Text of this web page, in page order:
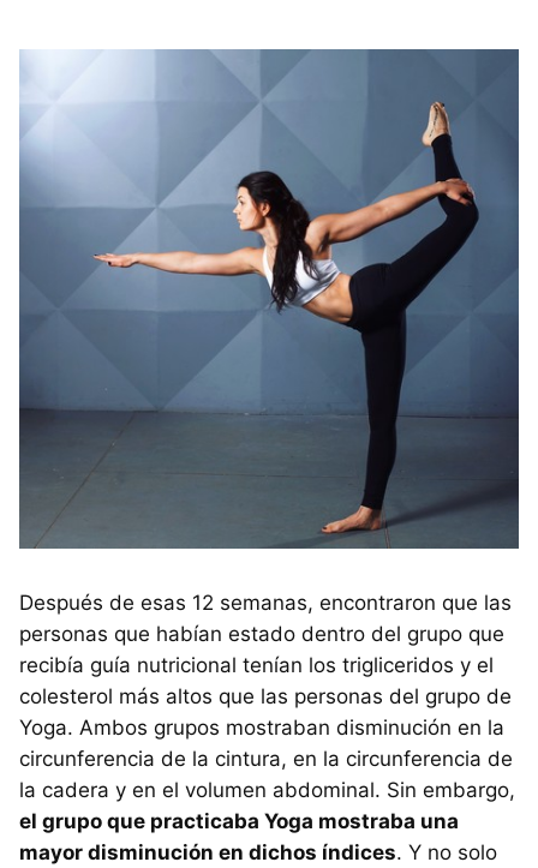
Después de esas 12 semanas, encontraron que las
personas que habían estado dentro del grupo que
recibía guía nutricional tenían los trigliceridos y el
colesterol más altos que las personas del grupo de
Yoga. Ambos grupos mostraban disminución en la
circunferencia de la cintura, en la circunferencia de
la cadera y en el volumen abdominal. Sin embargo,
el grupo que practicaba Yoga mostraba una
mayor disminución en dichos índices. Y no solo